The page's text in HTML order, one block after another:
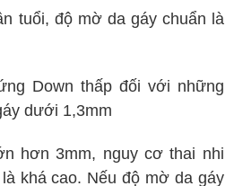
tuổi, độ mờ da gáy chuẩn là
Down thấp đối với những
dưới 1,3mm
hơn 3mm, nguy cơ thai nhi
khá cao. Nếu độ mờ da gáy